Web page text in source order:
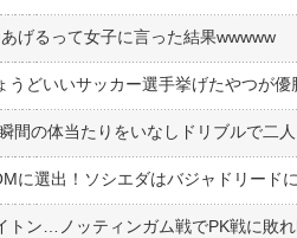
げるって女子に言った結果wwwww
うどいいサッカー選手挙げたやつが優
の体当たりをいなしドリブルで二
に選出！ソシエダはバジャドリード
トン…ノッティンガム戦でPK戦に敗